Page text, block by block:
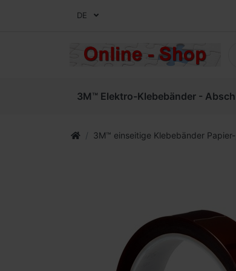
DE
3M™ Elektro-Klebebänder -
3M™ einseitige Klebebänder